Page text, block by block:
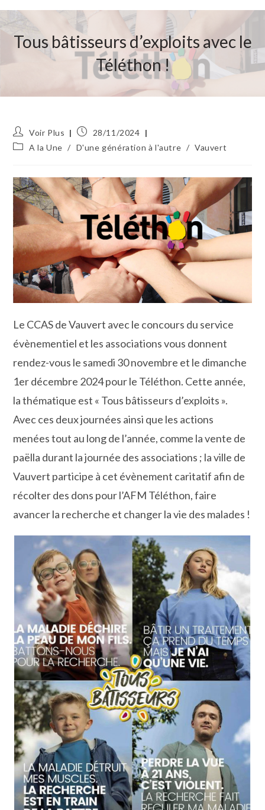
Tous bâtisseurs d’exploits avec le
Téléthon !
Auteur/autrice
de
Voir Plus
Publication
publiée :
28/11/2024
PostA la Une / D'une génération à l'autre / Vauvert
Le CCAS de Vauvert avec le concours du service
évènementiel et les associations vous donnent
rendez-vous le samedi 30 novembre et le dimanche
1er décembre 2024 pour le Téléthon. Cette année,
la thématique est « Tous bâtisseurs d’exploits ».
Avec ces deux journées ainsi que les actions
menées tout au long de l’année, comme la vente de
paëlla durant la journée des associations ; la ville de
Vauvert participe à cet évènement caritatif afin de
récolter des dons pour l’AFM Téléthon, faire
avancer la recherche et changer la vie des malades !